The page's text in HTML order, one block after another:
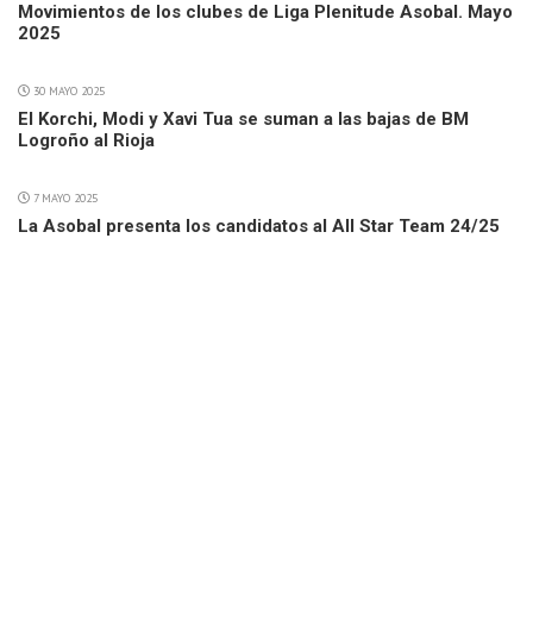
Movimientos de los clubes de Liga Plenitude Asobal. Mayo
2025
30 MAYO 2025
El Korchi, Modi y Xavi Tua se suman a las bajas de BM
Logroño al Rioja
7 MAYO 2025
La Asobal presenta los candidatos al All Star Team 24/25